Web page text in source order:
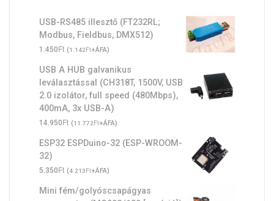
USB-RS485 illesztő (FT232RL;
Modbus, Fieldbus, DMX512)
1.450Ft (1.142Ft+ÁFA)
USB A HUB galvanikus
leválasztással (CH318T, 1500V, USB
2.0 izolátor, full speed (480Mbps),
400mA, 3x USB-A)
14.950Ft (11.772Ft+ÁFA)
ESP32 ESPDuino-32 (ESP-WROOM-
32)
5.350Ft (4.213Ft+ÁFA)
Mini fém/golyóscsapágyas